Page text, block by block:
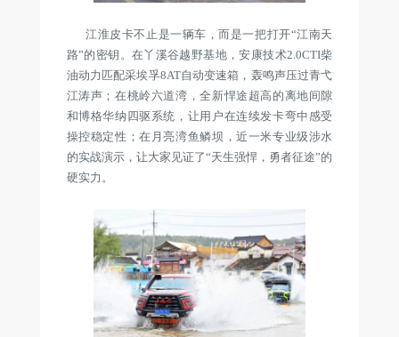
江淮皮卡不止是一辆车，而是一把打开“江南天
路”的密钥。在丫溪谷越野基地，安康技术2.0CTI柴
油动力匹配采埃孚8AT自动变速箱，轰鸣声压过青弋
江涛声；在桃岭六道湾，全新悍途超高的离地间隙
和博格华纳四驱系统，让用户在连续发卡弯中感受
操控稳定性；在月亮湾鱼鳞坝，近一米专业级涉水
的实战演示，让大家见证了“天生强悍，勇者征途”的
硬实力。